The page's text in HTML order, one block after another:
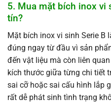
5. Mua mặt bích inox vi
tín?
Mặt bích inox vi sinh Serie B
đúng ngay từ đầu vì sản
đến vật liệu mà còn liên
kích thước giữa từng chi tiết
sai cỡ hoặc sai cấu hình lắp
rất dễ phát sinh tình trạng